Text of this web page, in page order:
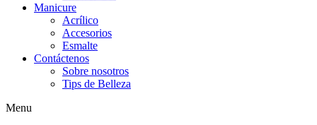
Manicure
Acrílico
Accesorios
Esmalte
Contáctenos
Sobre nosotros
Tips de Belleza
Menu